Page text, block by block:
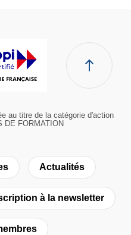
au titre de la catégorie d'action
DE FORMATION
Actualités
à la newsletter